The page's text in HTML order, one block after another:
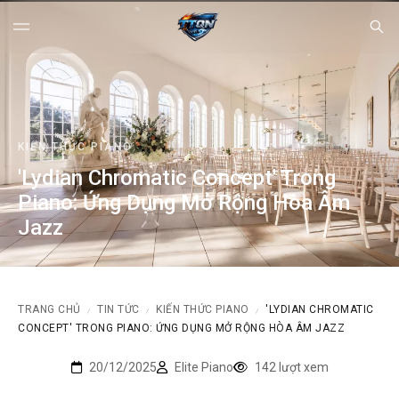
KIẾN THỨC PIANO
'Lydian Chromatic Concept' Trong
Piano: Ứng Dụng Mở Rộng Hòa Âm
Jazz
TRANG CHỦ / TIN TỨC / KIẾN THỨC PIANO /
'LYDIAN CHROMATIC
CONCEPT' TRONG PIANO: ỨNG DỤNG MỞ RỘNG HÒA ÂM JAZZ
20/12/2025 Elite Piano 142 lượt xem